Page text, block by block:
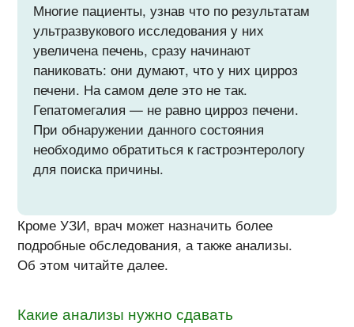
Многие пациенты, узнав что по результатам
ультразвукового исследования у них
увеличена печень, сразу начинают
паниковать: они думают, что у них цирроз
печени. На самом деле это не так.
Гепатомегалия — не равно цирроз печени.
При обнаружении данного состояния
необходимо обратиться к гастроэнтерологу
для поиска причины.
Кроме УЗИ, врач может назначить более
подробные обследования, а также анализы.
Об этом читайте далее.
Какие анализы нужно сдавать